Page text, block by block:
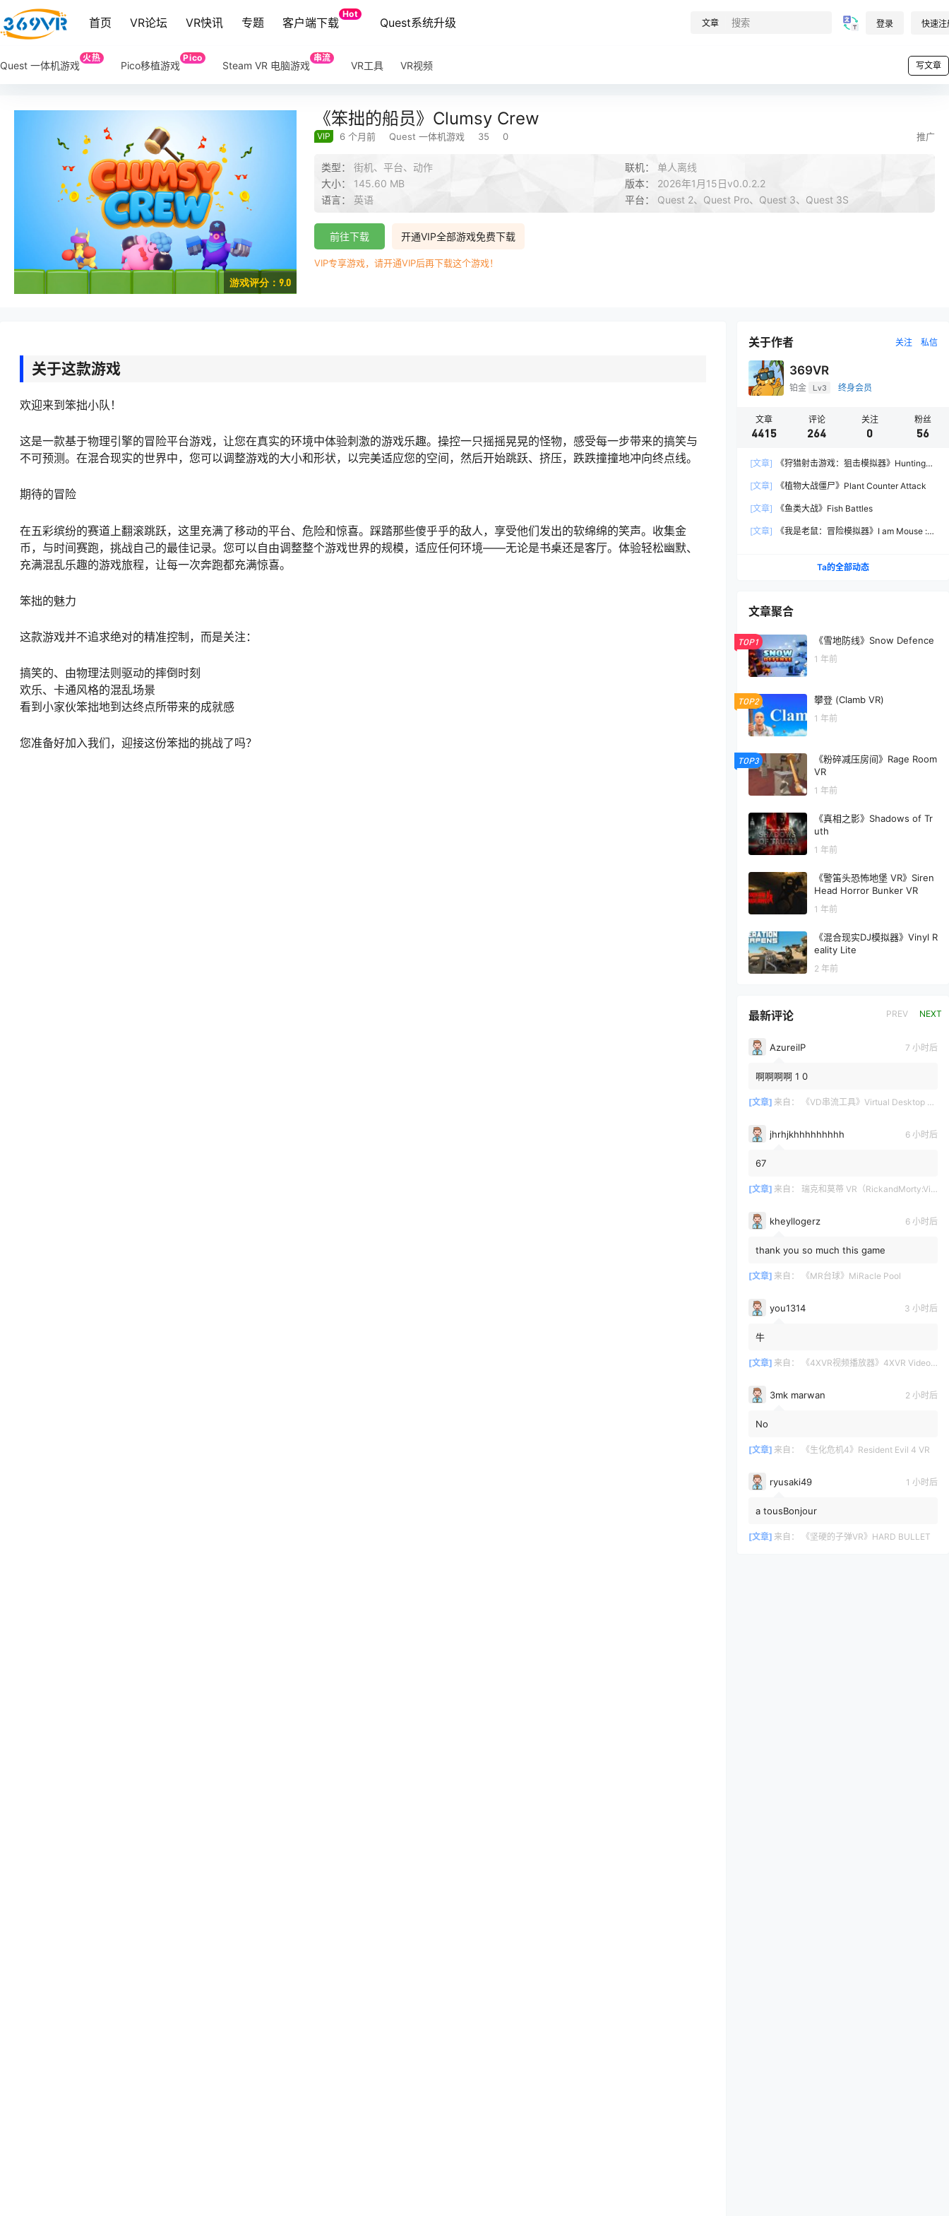
首页 VR论坛 VR快讯 专题 客户端下载
Hot
Quest系统升级 文章 登录 快速注
Quest 一体机游戏
火热
Pico移植游戏
Pico
Steam VR 电脑游戏
串流
VR工具 VR视频 写文章
游戏评分：9.0
《笨拙的船员》Clumsy Crew
VIP 6 个月前 Quest 一体机游戏 35 0 推广
类型： 街机、平台、动作 联机： 单人离线
大小： 145.60 MB 版本： 2026年1月15日v0.0.2.2
语言： 英语 平台： Quest 2、Quest Pro、Quest 3、Quest 3S
开通VIP全部游戏免费下载
前往下载
VIP专享游戏，请开通VIP后再下载这个游戏！
关于这款游戏
欢迎来到笨拙小队！
这是一款基于物理引擎的冒险平台游戏，让您在真实的环境中体验刺激的游戏乐趣。操控一只摇摇晃晃的怪物，感受每一步带来的搞笑与
不可预测。在混合现实的世界中，您可以调整游戏的大小和形状，以完美适应您的空间，然后开始跳跃、挤压，跌跌撞撞地冲向终点线。
期待的冒险
在五彩缤纷的赛道上翻滚跳跃，这里充满了移动的平台、危险和惊喜。踩踏那些傻乎乎的敌人，享受他们发出的软绵绵的笑声。收集金
币，与时间赛跑，挑战自己的最佳记录。您可以自由调整整个游戏世界的规模，适应任何环境——无论是书桌还是客厅。体验轻松幽默、
充满混乱乐趣的游戏旅程，让每一次奔跑都充满惊喜。
笨拙的魅力
这款游戏并不追求绝对的精准控制，而是关注：
搞笑的、由物理法则驱动的摔倒时刻
欢乐、卡通风格的混乱场景
看到小家伙笨拙地到达终点所带来的成就感
您准备好加入我们，迎接这份笨拙的挑战了吗？
关于作者 关注 私信
369VR
铂金 Lv3 终身会员
文章
4415
评论
264
关注
0
粉丝
56
[文章]
《狩猎射击游戏：狙击模拟器》Hunting
[文章]
《植物大战僵尸》Plant Counter Attack
[文章] 《鱼类大战》Fish Battles
[文章]
《我是老鼠：冒险模拟器》I am Mouse :
Ta的全部动态
文章聚合
TOP1 《雪地防线》Snow Defence
1 年前
TOP2 攀登 (Clamb VR)
1 年前
TOP3
《粉碎减压房间》Rage Room
VR
1 年前
《真相之影》Shadows of Tr
uth
1 年前
《警笛头恐怖地堡 VR》Siren
Head Horror Bunker VR
1 年前
《混合现实DJ模拟器》Vinyl R
eality Lite
2 年前
最新评论 PREV NEXT
AzureilP 7 小时后
啊啊啊啊 1 0
[文章] 来自： 《VD串流工具》Virtual Desktop 破解版
jhrhjkhhhhhhhhh 6 小时后
67
[文章] 来自： 瑞克和莫蒂 VR（RickandMorty:VirtualRick-ality）
kheyllogerz 6 小时后
thank you so much this game
[文章] 来自： 《MR台球》MiRacle Pool
you1314 3 小时后
牛
[文章] 来自： 《4XVR视频播放器》4XVR Video Player
3mk marwan 2 小时后
No
[文章] 来自： 《生化危机4》Resident Evil 4 VR
ryusaki49 1 小时后
a tousBonjour
[文章] 来自： 《坚硬的子弹VR》HARD BULLET